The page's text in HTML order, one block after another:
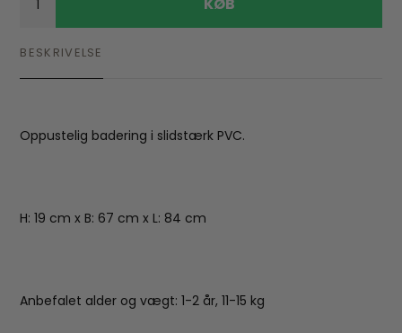
KØB
BESKRIVELSE
Oppustelig badering i slidstærk PVC.
H: 19 cm x B: 67 cm x L: 84 cm
Anbefalet alder og vægt: 1-2 år, 11-15 kg